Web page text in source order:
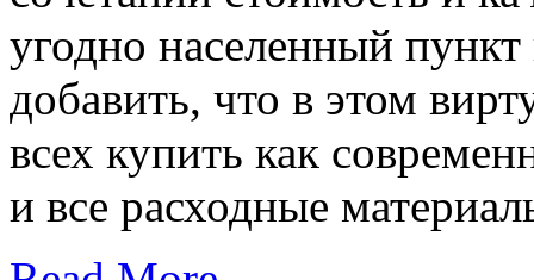
угодно населенный
добавить, что в этом
всех купить как
и все расходные